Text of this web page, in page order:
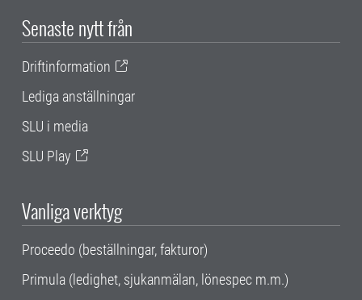
Senaste nytt från
Driftinformation
Lediga anställningar
SLU i media
SLU Play
Vanliga verktyg
Proceedo (beställningar, fakturor)
Primula (ledighet, sjukanmälan, lönespec m.m.)